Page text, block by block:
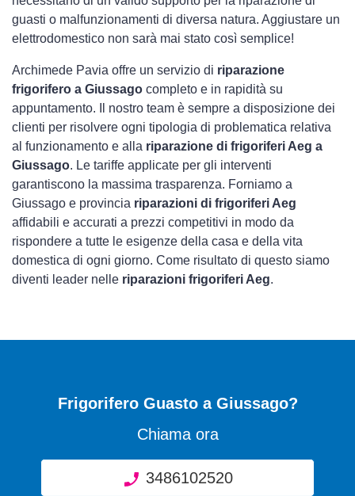
guasti o malfunzionamenti di diversa natura. Aggiustare un
elettrodomestico non sarà mai stato così semplice!
Archimede Pavia offre un servizio di riparazione
frigorifero a Giussago completo e in rapidità su
appuntamento. Il nostro team è sempre a disposizione dei
clienti per risolvere ogni tipologia di problematica relativa
al funzionamento e alla riparazione di frigoriferi Aeg a
Giussago. Le tariffe applicate per gli interventi
garantiscono la massima trasparenza. Forniamo a
Giussago e provincia riparazioni di frigoriferi Aeg
affidabili e accurati a prezzi competitivi in modo da
rispondere a tutte le esigenze della casa e della vita
domestica di ogni giorno. Come risultato di questo siamo
diventi leader nelle riparazioni frigoriferi Aeg.
Frigorifero Guastoa Giussago?
Chiama ora
3486102520